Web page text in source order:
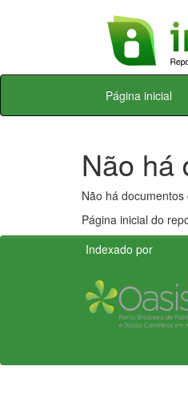
Skip
Página inicial
Não há
Não há
Página inicial do
Indexado por